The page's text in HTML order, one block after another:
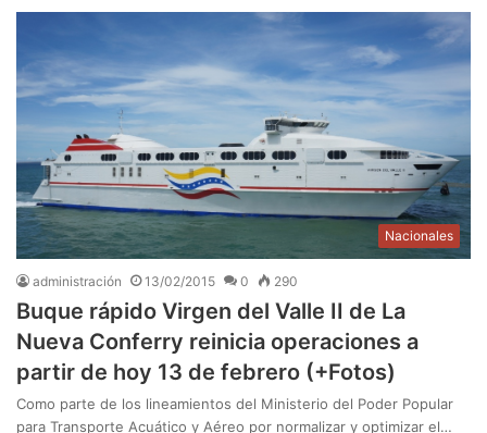
Nacionales
administración 13/02/2015 0 290
Buque rápido Virgen del Valle II de La
Nueva Conferry reinicia operaciones a
partir de hoy 13 de febrero (+Fotos)
Como parte de los lineamientos del Ministerio del Poder Popular
para Transporte Acuático y Aéreo por normalizar y optimizar el…